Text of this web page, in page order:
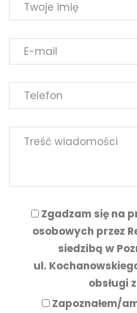
Zgadzam się na
osobowych przez
siedzibą w
ul.
obsługi
Zapoznałem/